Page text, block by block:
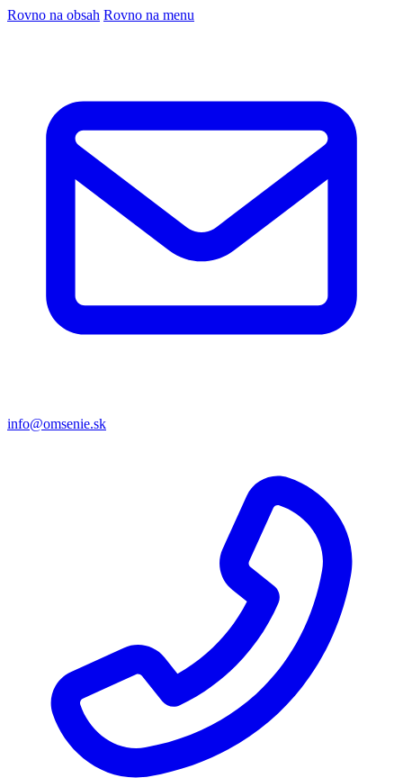
Rovno na obsah Rovno na menu
info@omsenie.sk